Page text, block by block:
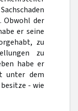
Obwohl der
er seine
zu
zu
habe er
unter dem
- wie